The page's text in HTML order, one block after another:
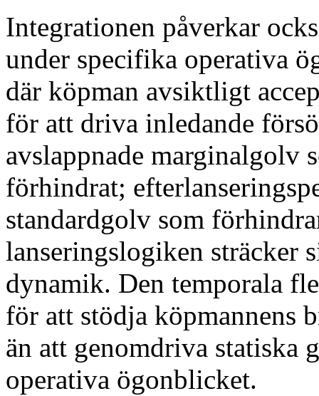
Integrationen påverkar
under specifika operativa
där köpman avsiktligt
för att driva inledande
avslappnade marginalgolv
förhindrat;
standardgolv som
lanseringslogiken sträcker
dynamik. Den temporala
för att stödja köpmannens
än att genomdriva statiska
operativa ögonblicket.